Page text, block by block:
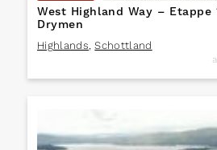
West Highland Way – Etappe
Drymen
Highlands, Schottland